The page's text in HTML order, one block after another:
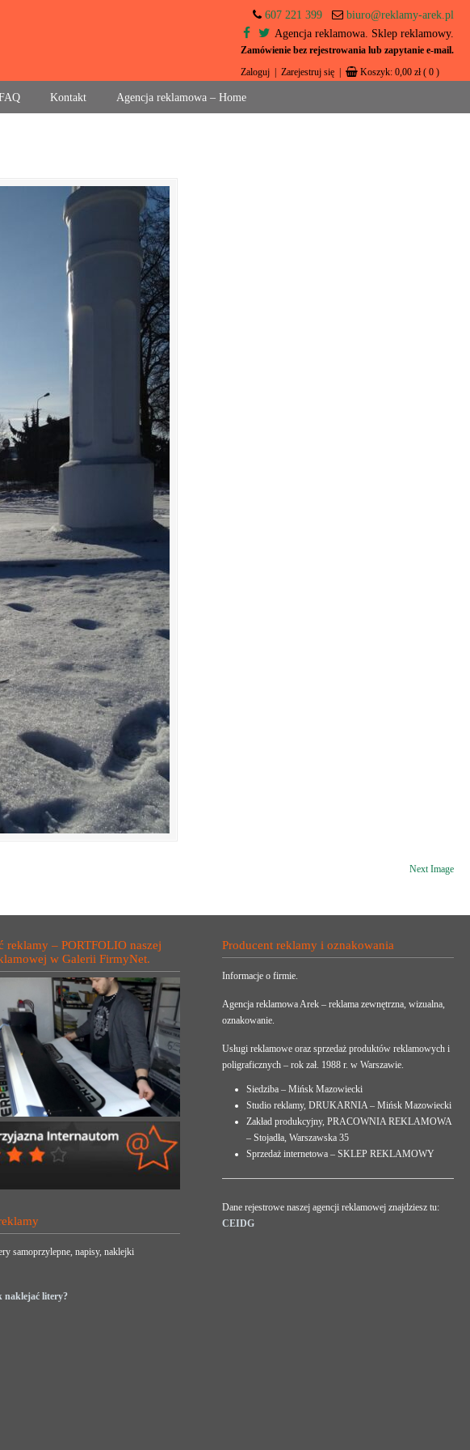
607 221 399
biuro@reklamy-arek.pl
Agencja reklamowa. Sklep reklamowy.
Zamówienie bez rejestrowania lub zapytanie e-mail.
Zaloguj Zarejestruj się Koszyk: 0,00 zł ( 0 )
Kontakt Agencja reklamowa – Home
Next Image
reklamy – PORTFOLIO naszej
w Galerii FirmyNet.
samoprzylepne, napisy, naklejki
naklejać litery?
Producent reklamy i oznakowania
Informacje o firmie.
Agencja reklamowa Arek – reklama zewnętrzna, wizualna,
oznakowanie.
Usługi reklamowe oraz sprzedaż produktów reklamowych i
poligraficznych – rok zał. 1988 r. w Warszawie.
Siedziba – Mińsk Mazowiecki
Studio reklamy, DRUKARNIA – Mińsk Mazowiecki
Zakład produkcyjny, PRACOWNIA REKLAMOWA
– Stojadła, Warszawska 35
Sprzedaż internetowa – SKLEP REKLAMOWY
Dane rejestrowe naszej agencji reklamowej znajdziesz tu:
CEIDG